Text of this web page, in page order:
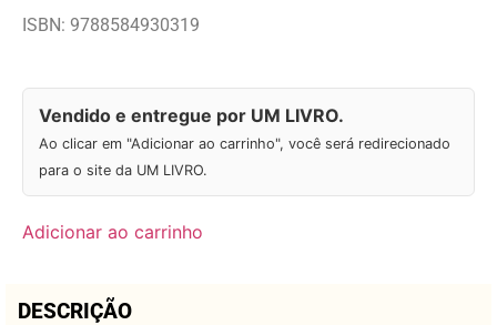
ISBN: 9788584930319
Vendido e entregue por UM LIVRO.
Ao clicar em "Adicionar ao carrinho", você será redirecionado
para o site da UM LIVRO.
Adicionar ao carrinho
DESCRIÇÃO